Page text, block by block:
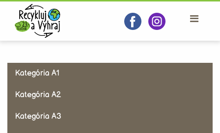
Kategória A1
Kategória A2
Kategória A3